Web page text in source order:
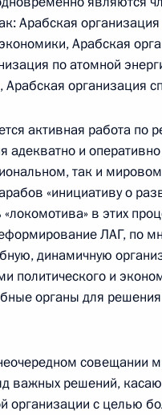
командиром
гвардии
Союза
Арабская
Арабская
по атомной
организация
активная работа
адекватно и
так и
«инициативу о
в этих
ЛАГ, по
динамичную
политического и
органы для
совещании
важных решений,
организации с целью